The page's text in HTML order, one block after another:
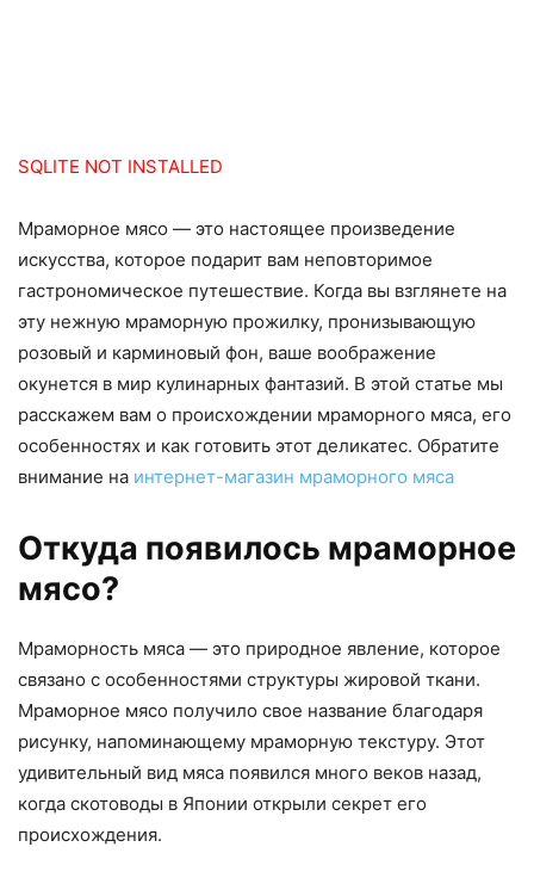
SQLITE NOT INSTALLED
Мраморное мясо — это настоящее произведение
искусства, которое подарит вам неповторимое
гастрономическое путешествие. Когда вы взглянете на
эту нежную мраморную прожилку, пронизывающую
розовый и карминовый фон, ваше воображение
окунется в мир кулинарных фантазий. В этой статье мы
расскажем вам о происхождении мраморного мяса, его
особенностях и как готовить этот деликатес. Обратите
внимание на интернет-магазин мраморного мяса
Откуда появилось мраморное
мясо?
Мраморность мяса — это природное явление, которое
связано с особенностями структуры жировой ткани.
Мраморное мясо получило свое название благодаря
рисунку, напоминающему мраморную текстуру. Этот
удивительный вид мяса появился много веков назад,
когда скотоводы в Японии открыли секрет его
происхождения.